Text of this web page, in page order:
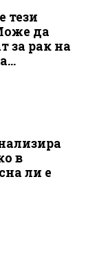
тези
да
за рак на
в
ли е